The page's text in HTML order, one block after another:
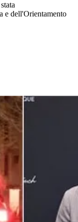
e dell'Orientamento